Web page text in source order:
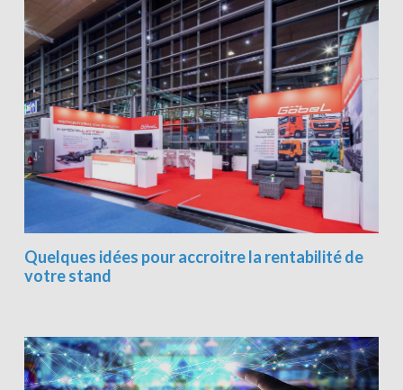
Quelques idées pour accroitre la rentabilité de
votre stand